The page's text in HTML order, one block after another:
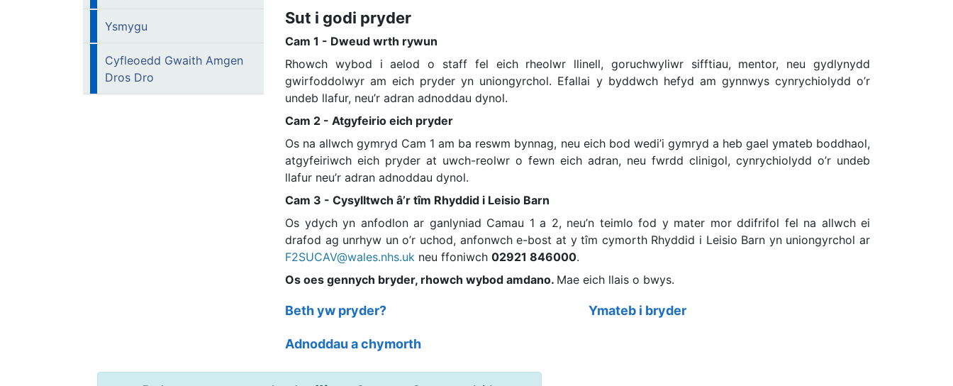
Ysmygu
Cyfleoedd Gwaith Amgen
Dros Dro
Sut i godi pryder
Cam 1 - Dweud wrth rywun
Rhowch wybod i aelod o staff fel eich rheolwr llinell, goruchwyliwr sifftiau, mentor, neu gydlynydd
gwirfoddolwyr am eich pryder yn uniongyrchol. Efallai y byddwch hefyd am gynnwys cynrychiolydd o’r
undeb llafur, neu’r adran adnoddau dynol.
Cam 2 - Atgyfeirio eich pryder
Os na allwch gymryd Cam 1 am ba reswm bynnag, neu eich bod wedi’i gymryd a heb gael ymateb boddhaol,
atgyfeiriwch eich pryder at uwch-reolwr o fewn eich adran, neu fwrdd clinigol, cynrychiolydd o’r undeb
llafur neu’r adran adnoddau dynol.
Cam 3 - Cysylltwch â’r tîm Rhyddid i Leisio Barn
Os ydych yn anfodlon ar ganlyniad Camau 1 a 2, neu’n teimlo fod y mater mor ddifrifol fel na allwch ei
drafod ag unrhyw un o’r uchod, anfonwch e-bost at y tîm cymorth Rhyddid i Leisio Barn yn uniongyrchol ar
F2SUCAV@wales.nhs.uk neu ffoniwch 02921 846000.
Os oes gennych bryder, rhowch wybod amdano. Mae eich llais o bwys.
Beth yw pryder? Ymateb i bryder
Adnoddau a chymorth